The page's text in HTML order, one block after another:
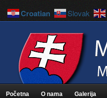
Početna O nama Galerija
Croatian Slovak